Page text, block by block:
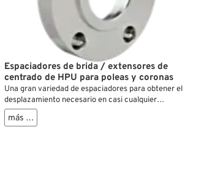
Espaciadores de brida / extensores de
centrado de HPU para poleas y coronas
Una gran variedad de espaciadores para obtener el
desplazamiento necesario en casi cualquier
situación.
más …